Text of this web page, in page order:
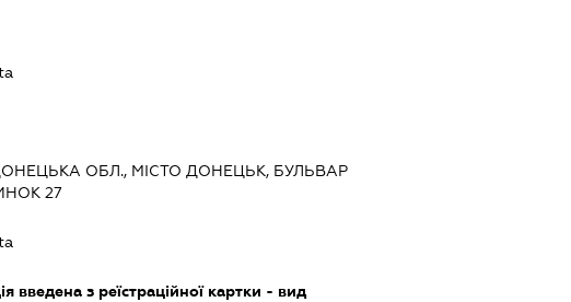
ДОНЕЦЬКА ОБЛ., МІСТО ДОНЕЦЬК, БУЛЬВАР
27
введена з реїстраційної картки - вид